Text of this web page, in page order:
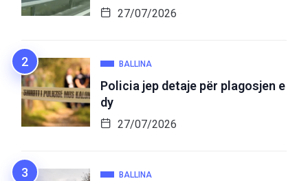
27/07/2026
BALLINA
Policia jep detaje për plagosjen e
dy
27/07/2026
BALLINA